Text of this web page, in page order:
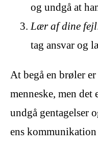
og undgå at
Lær af dine
tag ansvar og
At begå en brøler
menneske, men
undgå gentagelser
ens